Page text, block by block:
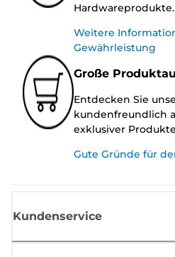
Weitere
Gewährleistung
Große
Entdecken Sie
kundenfreundlich
exklusiver
Gute Gründe für
Kundenservice